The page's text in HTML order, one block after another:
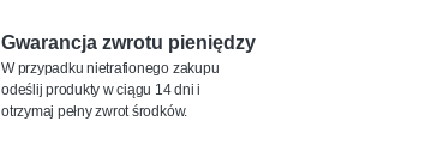
Gwarancja zwrotu pieniędzy
W przypadku nietrafionego zakupu
odeślij produkty w ciągu 14 dni i
otrzymaj pełny zwrot środków.